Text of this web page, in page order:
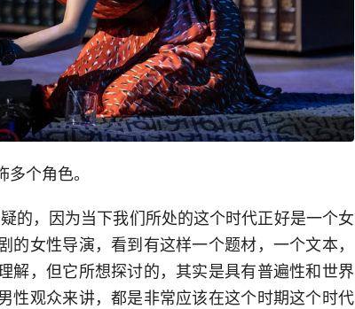
个角色。
的，因为当下我们所处的这个时代正好是一个女
女性导演，看到有这样一个题材，一个文本，
解，但它所想探讨的，其实是具有普遍性和世界
性观众来讲，都是非常应该在这个时期这个时代